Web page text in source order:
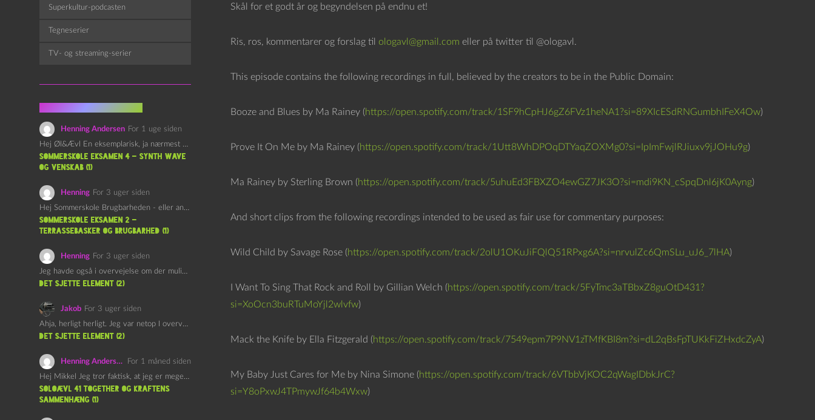
s
e
n
Skål for et godt år og begyndelsen på endnu et!
Ris, ros, kommentarer og forslag til ologavl@gmail.com eller på twitter til @ologavl.
This episode contains the following recordings in full, believed by the creators to be in the Public Domain:
Booze and Blues by Ma Rainey (https://open.spotify.com/track/1SF9hCpHJ6gZ6FVz1heNA1?si=89XIcESdRNGumbhIFeX4Ow)
Prove It On Me by Ma Rainey (https://open.spotify.com/track/1Utt8WhDPOqDTYaqZOXMg0?si=IpImFwjlRJiuxv9jJOHu9g)
Ma Rainey by Sterling Brown (https://open.spotify.com/track/5uhuEd3FBXZO4ewGZ7JK3O?si=mdi9KN_cSpqDnl6jK0Ayng)
And short clips from the following recordings intended to be used as fair use for commentary purposes:
Wild Child by Savage Rose (https://open.spotify.com/track/2olU1OKuJiFQlQ51RPxg6A?si=nrvulZc6QmSLu_uJ6_7lHA)
I Want To Sing That Rock and Roll by Gillian Welch (https://open.spotify.com/track/5FyTmc3aTBbxZ8guOtD431?
si=XoOcn3buRTuMoYjl2wlvfw)
Mack the Knife by Ella Fitzgerald (https://open.spotify.com/track/7549epm7P9NV1zTMfKBI8m?si=dL2qBsFpTUKkFiZHxdcZyA)
My Baby Just Cares for Me by Nina Simone (https://open.spotify.com/track/6VTbbVjKOC2qWagIDbkJrC?
si=Y8oPxwJ4TPmywJf64b4Wxw)
Superkultur-podcasten
Tegneserier
TV- og streaming-serier
Henning Andersen For 1 uge siden
Hej Øl&Ævl En eksemplarisk, ja nærmest yndefuld, afslutning på SOMMERSKOLEN.…
Sommerskole Eksamen 4 – Synth Wave
og Venskab (1)
Henning For 3 uger siden
Hej Sommerskole Brugbarheden - eller anvendeligheden - af "Øl&Ævl" er…
Sommerskole Eksamen 2 –
Terrassebasker og Brugbarhed (1)
Henning For 3 uger siden
Jeg havde også i overvejelse om der muligvis kunne være…
det sjette element (2)
Jakob For 3 uger siden
Ahja, herligt herligt. Jeg var netop I overvejelser om at…
det sjette element (2)
Henning Andersen
For 1 måned siden
Hej Mikkel Jeg tror faktisk, at jeg er meget enig…
Soloævl 41 Together og Kraftens
Sammenhæng (1)